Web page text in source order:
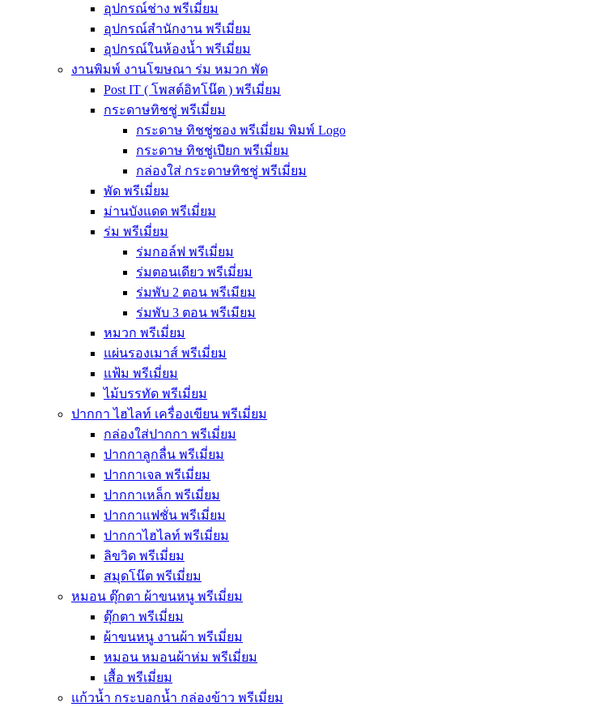
อุปกรณ์ช่าง พรีเมี่ยม
อุปกรณ์สำนักงาน พรีเมี่ยม
อุปกรณ์ในห้องน้ำ พรีเมี่ยม
งานพิมพ์ งานโฆษณา ร่ม หมวก พัด
Post IT ( โพสต์อิทโน๊ต ) พรีเมี่ยม
กระดาษทิชชู่ พรีเมี่ยม
กระดาษ ทิชชู่ซอง พรีเมี่ยม พิมพ์ Logo
กระดาษ ทิชชู่เปียก พรีเมี่ยม
กล่องใส่ กระดาษทิชชู่ พรีเมี่ยม
พัด พรีเมี่ยม
ม่านบังแดด พรีเมี่ยม
ร่ม พรีเมี่ยม
ร่มกอล์ฟ พรีเมี่ยม
ร่มตอนเดียว พรีเมี่ยม
ร่มพับ 2 ตอน พรีเมียม
ร่มพับ 3 ตอน พรีเมียม
หมวก พรีเมี่ยม
แผ่นรองเมาส์ พรีเมี่ยม
แฟ้ม พรีเมี่ยม
ไม้บรรทัด พรีเมี่ยม
ปากกา ไฮไลท์ เครื่องเขียน พรีเมี่ยม
กล่องใส่ปากกา พรีเมี่ยม
ปากกาลูกลื่น พรีเมี่ยม
ปากกาเจล พรีเมี่ยม
ปากกาเหล็ก พรีเมี่ยม
ปากกาแฟชั่น พรีเมี่ยม
ปากกาไฮไลท์ พรีเมี่ยม
ลิขวิด พรีเมี่ยม
สมุดโน๊ต พรีเมี่ยม
หมอน ตุ๊กตา ผ้าขนหนู พรีเมี่ยม
ตุ๊กตา พรีเมี่ยม
ผ้าขนหนู งานผ้า พรีเมี่ยม
หมอน หมอนผ้าห่ม พรีเมี่ยม
เสื้อ พรีเมี่ยม
แก้วน้ำ กระบอกน้ำ กล่องข้าว พรีเมี่ยม